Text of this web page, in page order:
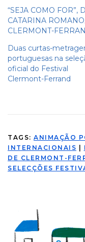
“SEJA COMO FOR”,
CATARINA
CLERMONT-
Duas curtas-
portuguesas na
oficial do Festival
Clermont-Ferrand
TAGS: ANIMAÇÃO
INTERNACIONAIS |
DE CLERMONT-
SELECÇÕES